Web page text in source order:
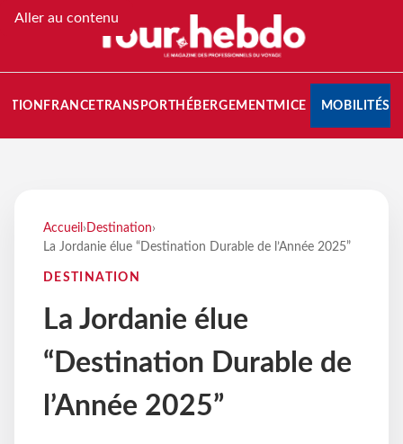
Aller au contenu
FRANCETRANSPORT HÉBERGEMENTMICE MOBILITÉS
Accueil › Destination›
La Jordanie élue “Destination Durable de l’Année 2025”
DESTINATION
La Jordanie élue
“Destination Durable de
l’Année 2025”